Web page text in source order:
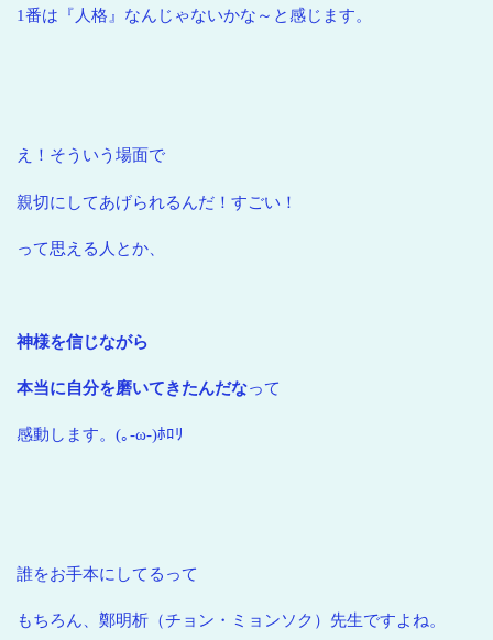
1番は『人格』なんじゃないかな～と感じます。
え！そういう場面で
親切にしてあげられるんだ！すごい！
って思える人とか、
神様を信じながら
本当に自分を磨いてきたんだなって
感動します。(｡-ω-)ﾎﾛﾘ
誰をお手本にしてるって
もちろん、鄭明析（チョン・ミョンソク）先生ですよね。